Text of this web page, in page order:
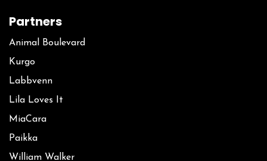
Partners
Animal Boulevard
Kurgo
La​bbvenn
Lila Loves It
MiaCara
Paikka
William Walker